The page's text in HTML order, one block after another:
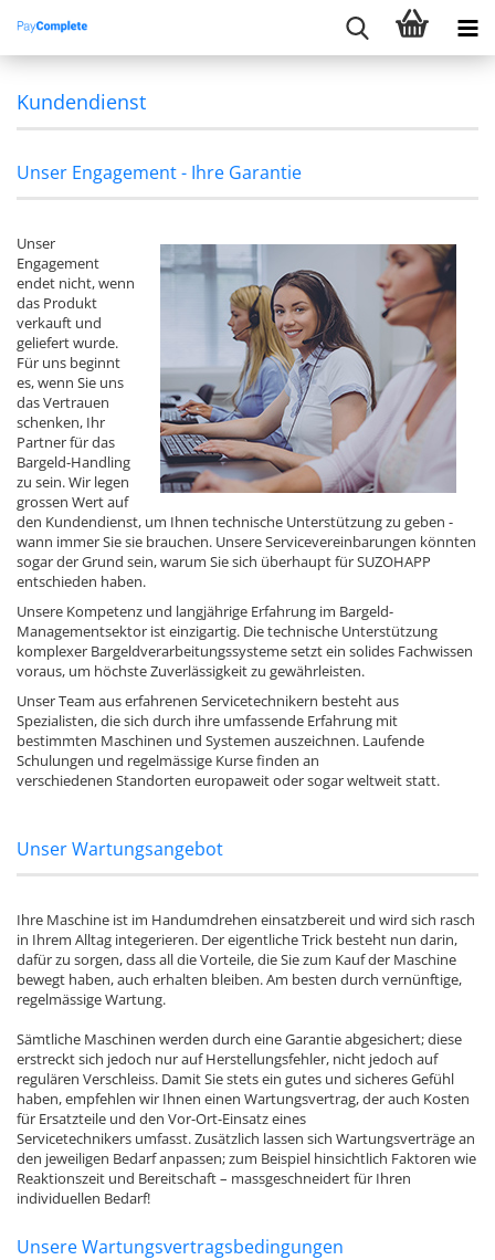
Kundendienst
Unser Engagement - Ihre Garantie
Unser
Engagement
endet nicht, wenn
das Produkt
verkauft und
geliefert wurde.
Für uns beginnt
es, wenn Sie uns
das Vertrauen
schenken, Ihr
Partner für das
Bargeld-Handling
zu sein. Wir legen
grossen Wert auf
den Kundendienst, um Ihnen technische Unterstützung zu geben -
wann immer Sie sie brauchen. Unsere Servicevereinbarungen könnten
sogar der Grund sein, warum Sie sich überhaupt für SUZOHAPP
entschieden haben.
Unsere Kompetenz und langjährige Erfahrung im Bargeld-
Managementsektor ist einzigartig. Die technische Unterstützung
komplexer Bargeldverarbeitungssysteme setzt ein solides Fachwissen
voraus, um höchste Zuverlässigkeit zu gewährleisten.
Unser Team aus erfahrenen Servicetechnikern besteht aus
Spezialisten, die sich durch ihre umfassende Erfahrung mit
bestimmten Maschinen und Systemen auszeichnen. Laufende
Schulungen und regelmässige Kurse finden an
verschiedenen Standorten europaweit oder sogar weltweit statt.
Unser Wartungsangebot
Ihre Maschine ist im Handumdrehen einsatzbereit und wird sich rasch
in Ihrem Alltag integerieren. Der eigentliche Trick besteht nun darin,
dafür zu sorgen, dass all die Vorteile, die Sie zum Kauf der Maschine
bewegt haben, auch erhalten bleiben. Am besten durch vernünftige,
regelmässige Wartung.
Sämtliche Maschinen werden durch eine Garantie abgesichert; diese
erstreckt sich jedoch nur auf Herstellungsfehler, nicht jedoch auf
regulären Verschleiss. Damit Sie stets ein gutes und sicheres Gefühl
haben, empfehlen wir Ihnen einen Wartungsvertrag, der auch Kosten
für Ersatzteile und den Vor-Ort-Einsatz eines
Servicetechnikers umfasst. Zusätzlich lassen sich Wartungsverträge an
den jeweiligen Bedarf anpassen; zum Beispiel hinsichtlich Faktoren wie
Reaktionszeit und Bereitschaft – massgeschneidert für Ihren
individuellen Bedarf!
Unsere Wartungsvertragsbedingungen